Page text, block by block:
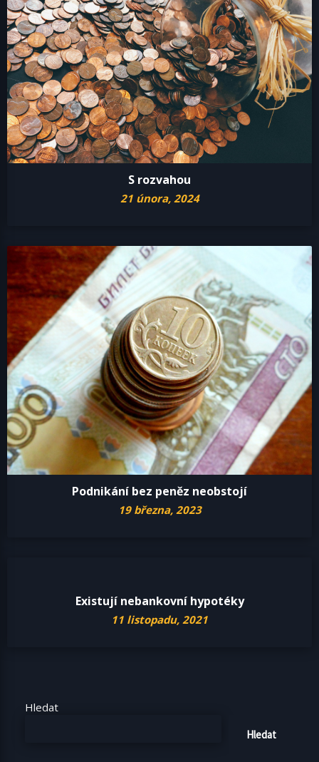
S rozvahou
21 února, 2024
Podnikání bez peněz neobstojí
19 března, 2023
Existují nebankovní hypotéky
11 listopadu, 2021
Hledat
Hledat